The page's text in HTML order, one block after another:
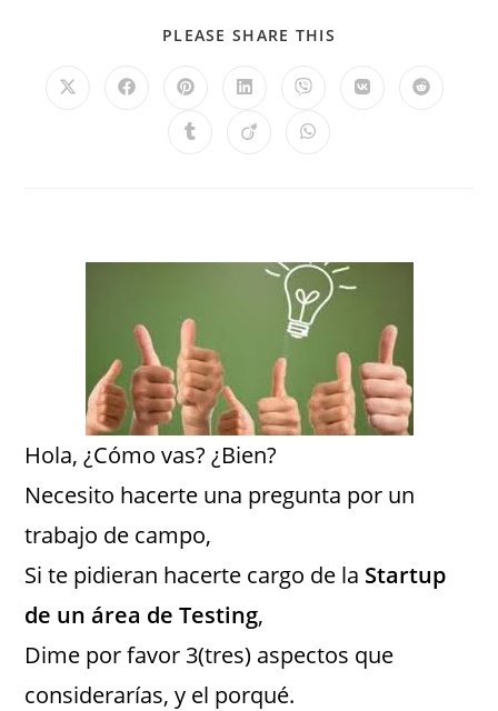
PLEASE SHARE THIS
Hola, ¿Cómo vas? ¿Bien?
Necesito hacerte una pregunta por un
trabajo de campo, ​
​Si te pidieran hacerte cargo de la Startup
de un área de Testing,
​Dime por favor 3(tres) aspectos que
considerarías, y el porqué.